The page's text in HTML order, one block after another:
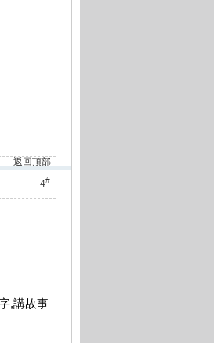
返回頂部
4#
,講故事